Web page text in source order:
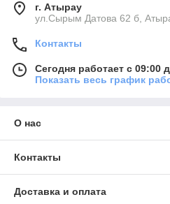
г. Атырау
ул.Сырым Датова 62 б,
Контакты
Сегодня работает с 09:00
Показать весь график
О нас
Контакты
Доставка и оплата